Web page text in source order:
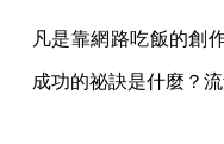
凡是靠網路吃飯的創
成功的祕訣是什麼？